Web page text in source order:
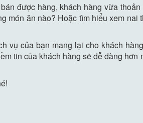
được hàng, khách hàng vừa
món ăn nào? Hoặc tìm hiểu xem nai
vụ của bạn mang lại cho khách
tin của khách hàng sẽ dễ dàng hơn